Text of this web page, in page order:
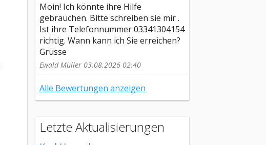
Moin! Ich könnte ihre Hilfe
gebrauchen. Bitte schreiben sie mir .
Ist ihre Telefonnummer 03341304154
richtig. Wann kann ich Sie erreichen?
Grüsse
Ewald Müller 03.08.2026 02:40
Alle Bewertungen anzeigen
Letzte Aktualisierungen